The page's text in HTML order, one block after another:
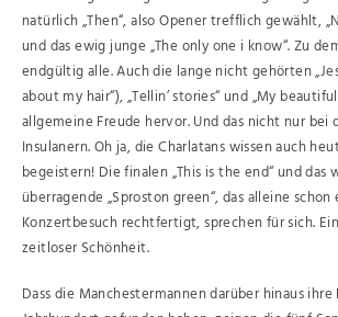
natürlich „Then“, also Opener trefflich gewählt,
und das ewig junge „The only one i know“. Zu
endgültig alle. Auch die lange nicht gehörten
about my hair“), „Tellin’ stories“ und „My
allgemeine Freude hervor. Und das nicht nur bei
Insulanern. Oh ja, die Charlatans wissen auch
begeistern! Die finalen „This is the end“ und das
überragende „Sproston green“, das alleine schon
Konzertbesuch rechtfertigt, sprechen für sich.
zeitloser Schönheit.
Dass die Manchestermannen darüber hinaus ihre